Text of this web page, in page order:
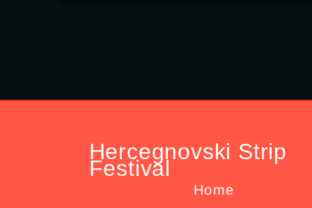
Hercegnovski Strip
Festival
Home